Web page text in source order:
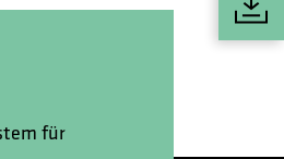
für